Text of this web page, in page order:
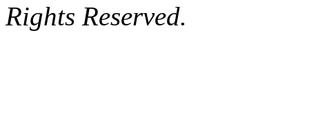
Rights Reserved.